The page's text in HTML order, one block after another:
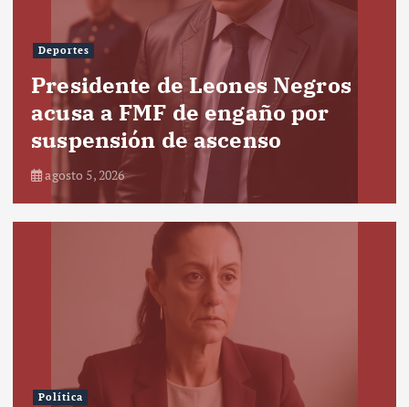
Deportes
Presidente de Leones Negros
acusa a FMF de engaño por
suspensión de ascenso
agosto 5, 2026
Política